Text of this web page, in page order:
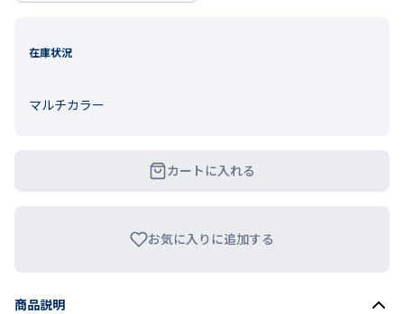
在庫状況
マルチカラー
カートに入れる
お気に入りに追加する
商品説明